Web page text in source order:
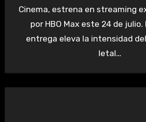
Cinema, estrena en streaming
por HBO Max este 24 de
entrega eleva la intensidad
letal…